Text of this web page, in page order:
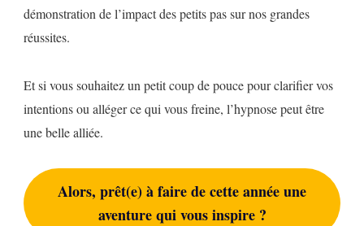
démonstration de l’impact des petits pas sur nos grandes
réussites.
Et si vous souhaitez un petit coup de pouce pour clarifier vos
intentions ou alléger ce qui vous freine, l’hypnose peut être
une belle alliée.
Alors, prêt(e) à faire de cette année une
aventure qui vous inspire ?